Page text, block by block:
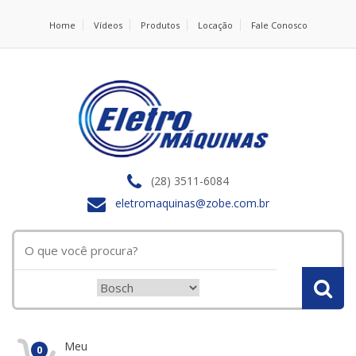
Home Vídeos Produtos Locação Fale Conosco
(28) 3511-6084
eletromaquinas@zobe.com.br
0 Meu